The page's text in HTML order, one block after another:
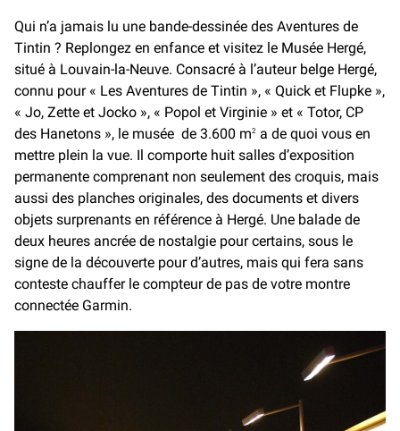
Qui n’a jamais lu une bande-dessinée des Aventures de
Tintin ? Replongez en enfance et visitez le Musée Hergé,
situé à Louvain-la-Neuve. Consacré à l’auteur belge Hergé,
connu pour « Les Aventures de Tintin », « Quick et Flupke »,
« Jo, Zette et Jocko », « Popol et Virginie » et « Totor, CP
des Hanetons », le musée de 3.600 m2 a de quoi vous en
mettre plein la vue. Il comporte huit salles d’exposition
permanente comprenant non seulement des croquis, mais
aussi des planches originales, des documents et divers
objets surprenants en référence à Hergé. Une balade de
deux heures ancrée de nostalgie pour certains, sous le
signe de la découverte pour d’autres, mais qui fera sans
conteste chauffer le compteur de pas de votre montre
connectée Garmin.